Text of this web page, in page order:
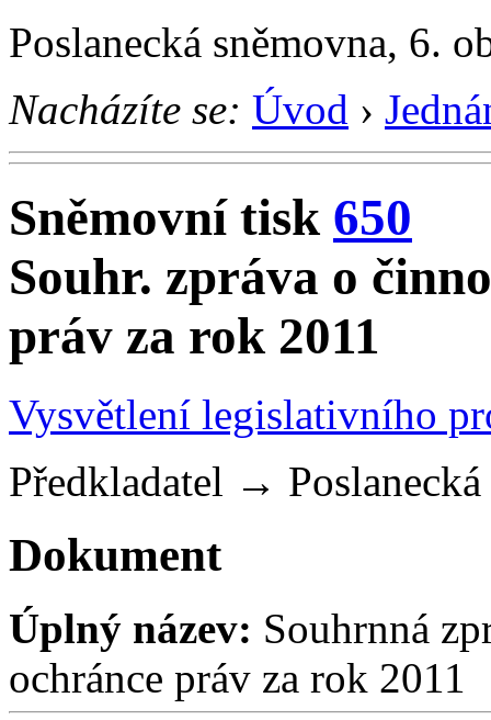
Poslanecká sněmovna, 6.
Nacházíte se: Úvod ›
Sněmovní tisk 650
Souhr. zpráva o
práv za rok 2011
Vysvětlení legislativního
Předkladatel →
Dokument
Úplný název: Souhrnná
ochránce práv za rok 2011